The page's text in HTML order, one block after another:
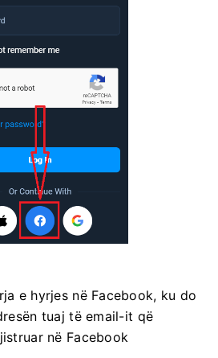
e hyrjes në Facebook, ku do
tuaj të email-it që
në Facebook